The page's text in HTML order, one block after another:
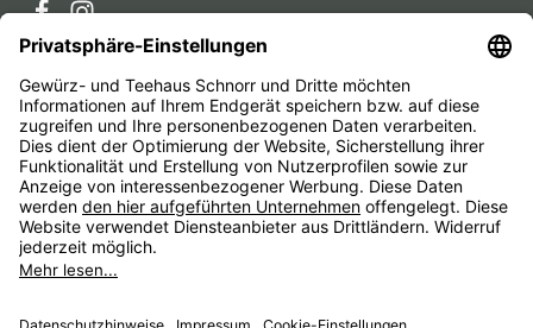
Service-Hotline
Service
Unternehmen
Alle Preise inkl. gesetzl. Mehrwertsteuer zzgl.